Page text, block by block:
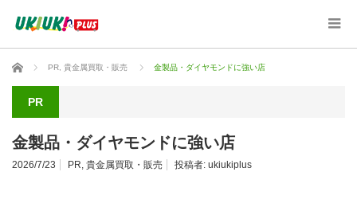
ホーム PR 貴金属買取・販売 金製品・ダイヤモンドに強い店
PR
金製品・ダイヤモンドに強い店
2026/7/23 PR, 貴金属買取・販売 投稿者: ukiukiplus